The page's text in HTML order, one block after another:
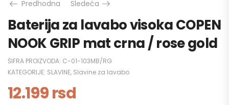
Predhodna
Sledeća
Baterija za lavabo visoka COPEN
NOOK GRIP mat crna / rose gold
ŠIFRA PROIZVODA: C-01-103MB/RG
KATEGORIJE: SLAVINE, Slavine za lavabo
12.199rsd